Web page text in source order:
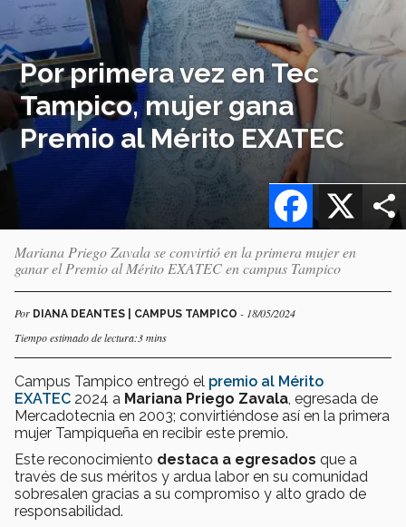
Por primera vez en Tec
Tampico, mujer gana
Premio al Mérito EXATEC
X
Facebook
Mariana Priego Zavala se convirtió en la primera mujer en
ganar el Premio al Mérito EXATEC en campus Tampico
Por DIANA DEANTES | CAMPUS TAMPICO - 18/05/2024
Tiempo estimado de lectura:3 mins
Campus Tampico entregó el premio al Mérito
EXATEC 2024 a Mariana Priego Zavala , egresada de
Mercadotecnia en 2003; convirtiéndose así en la primera
mujer Tampiqueña en recibir este premio.
Este reconocimiento destaca a egresados que a
través de sus méritos y ardua labor en su comunidad
sobresalen gracias a su compromiso y alto grado de
responsabilidad.